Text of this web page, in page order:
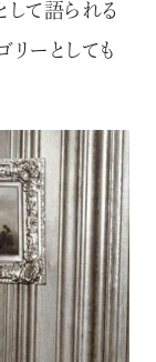
して語られる
リーとしても